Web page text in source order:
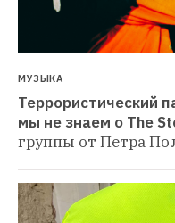
МУЗЫКА
Террористический
мы не знаем о The
группы от Петра